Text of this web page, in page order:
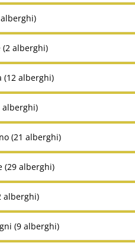
(2 alberghi)
(12 alberghi)
alberghi)
(21 alberghi)
(29 alberghi)
alberghi)
(9 alberghi)